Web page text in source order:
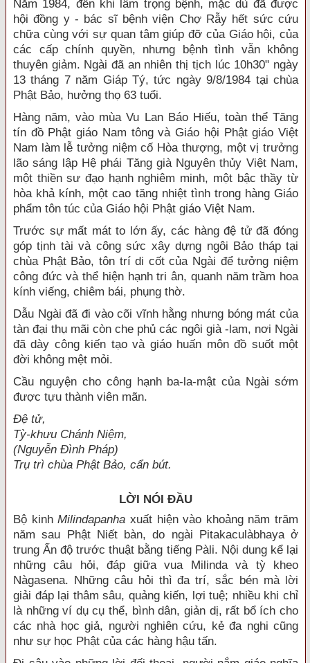
Năm 1984, đến khi lâm trọng bệnh, mặc dù đã được
hội đồng y - bác sĩ bệnh viện Chợ Rẫy hết sức cứu
chữa cùng với sự quan tâm giúp đỡ của Giáo hội, của
các cấp chính quyền, nhưng bệnh tình vẫn không
thuyên giảm. Ngài đã an nhiên thị tịch lúc 10h30" ngày
13 tháng 7 năm Giáp Tý, tức ngày 9/8/1984 tại chùa
Phật Bảo, hưởng thọ 63 tuổi.
Hàng năm, vào mùa Vu Lan Báo Hiếu, toàn thể Tăng
tín đồ Phật giáo Nam tông và Giáo hội Phật giáo Việt
Nam làm lễ tưởng niệm cố Hòa thượng, một vị trưởng
lão sáng lập Hệ phái Tăng già Nguyên thủy Việt Nam,
một thiền sư đạo hạnh nghiêm minh, một bậc thầy từ
hòa khả kính, một cao tăng nhiệt tình trong hàng Giáo
phẩm tôn túc của Giáo hội Phật giáo Việt Nam.
Trước sự mất mát to lớn ấy, các hàng đệ tử đã đóng
góp tịnh tài và công sức xây dựng ngôi Bảo tháp tại
chùa Phật Bảo, tôn trí di cốt của Ngài để tưởng niệm
công đức và thể hiện hạnh tri ân, quanh năm trầm hoa
kính viếng, chiêm bái, phụng thờ.
Dẫu Ngài đã đi vào cõi vĩnh hằng nhưng bóng mát của
tàn đại thụ mãi còn che phủ các ngôi già -lam, nơi Ngài
đã dày công kiến tạo và giáo huấn môn đồ suốt một
đời không mệt mỏi.
Cầu nguyện cho công hạnh ba-la-mật của Ngài sớm
được tựu thành viên mãn.
Đệ tử,
Tỳ-khưu Chánh Niệm,
(Nguyễn Đình Pháp)
Trụ trì chùa Phật Bảo, cẩn bút.
LỜI NÓI ĐẦU
Bộ kinhMilindapanha xuất hiện vào khoảng năm trăm
năm sau Phật Niết bàn, do ngài Pitakaculàbhaya ở
trung Ấn độ trước thuật bằng tiếng Pàli. Nội dung kể lại
những câu hỏi, đáp giữa vua Milinda và tỳ kheo
Nàgasena. Những câu hỏi thì đa trí, sắc bén mà lời
giải đáp lại thâm sâu, quảng kiến, lợi tuệ; nhiều khi chỉ
là những ví dụ cụ thể, bình dân, giản dị, rất bổ ích cho
các nhà học giả, người nghiên cứu, kẻ đa nghi cũng
như sự học Phật của các hàng hậu tấn.